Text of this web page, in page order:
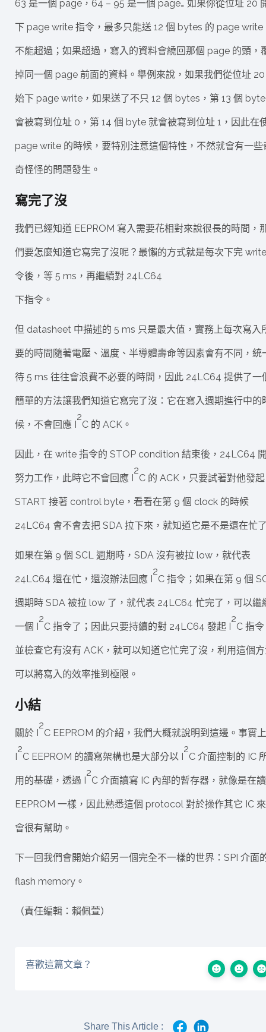
63 是一個 page，64 – 95 是一個 page… 如果你從位址 20
下 page write 指令，最多只能送 12 個 bytes 的 page write
不能超過；如果超過，寫入的資料會繞回那個 page 的頭，
掉同一個 page 前面的資料。舉例來說，如果我們從位址
始下 page write，如果送了不只 12 個 bytes，第 13 個
會被寫到位址 0，第 14 個 byte 就會被寫到位址 1，因此在
page write 的時候，要特別注意這個特性，不然就會有一些
奇怪怪的問題發生。
寫完了沒
我們已經知道 EEPROM 寫入需要花相對來說很長的時間，
們要怎麼知道它寫完了沒呢？最懶的方式就是每次下完
令後，等 5 ms，再繼續對 24LC64
下指令。
但 datasheet 中描述的 5 ms 只是最大值，實務上每次寫入
要的時間隨著電壓、溫度、半導體壽命等因素會有不同，統
待 5 ms 往往會浪費不必要的時間，因此 24LC64 提供了一
簡單的方法讓我們知道它寫完了沒：它在寫入週期進行中的
候，不會回應 I
2
C 的 ACK。
因此，在 write 指令的 STOP condition 結束後，24LC64
努力工作，此時它不會回應 I
2
C 的 ACK，只要試著對他發起
START 接著 control byte，看看在第 9 個 clock 的時候
24LC64 會不會去把 SDA 拉下來，就知道它是不是還在忙
如果在第 9 個 SCL 週期時，SDA 沒有被拉 low，就代表
24LC64 還在忙，還沒辦法回應 I
2
C 指令；如果在第 9 個
週期時 SDA 被拉 low 了，就代表 24LC64 忙完了，可以繼
一個 I
2
C 指令了；因此只要持續的對 24LC64 發起 I
2
C 指
並檢查它有沒有 ACK，就可以知道它忙完了沒，利用這個
可以將寫入的效率推到極限。
小結
關於 I
2
C EEPROM 的介紹，我們大概就說明到這邊。事實上
I
2
C EEPROM 的讀寫架構也是大部分以 I
2
C 介面控制的 IC
用的基礎，透過 I
2
C 介面讀寫 IC 內部的暫存器，就像是在
EEPROM 一樣，因此熟悉這個 protocol 對於操作其它 IC
會很有幫助。
下一回我們會開始介紹另一個完全不一樣的世界：SPI 介面
flash memory。
（責任編輯：賴佩萱）
喜歡這篇文章？
Share This Article :